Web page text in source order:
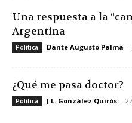
Una respuesta a la
Argentina
Política Dante Augusto Palma -
¿Qué me pasa doctor?
Política J.L. González Quirós -